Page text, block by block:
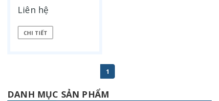
Liên hệ
CHI TIẾT
1
DANH MỤC SẢN PHẨM